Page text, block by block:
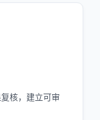
核，建立可审